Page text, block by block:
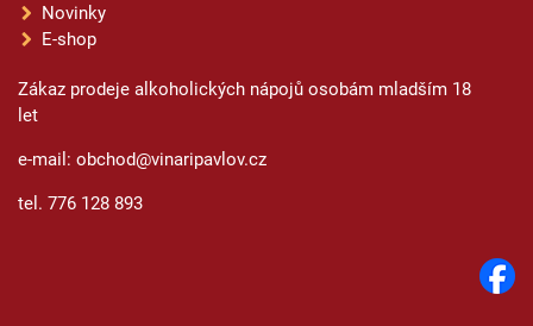
Novinky
E-shop
Zákaz prodeje alkoholických nápojů osobám mladším 18
let
e-mail: obchod@vinaripavlov.cz
tel. 776 128 893